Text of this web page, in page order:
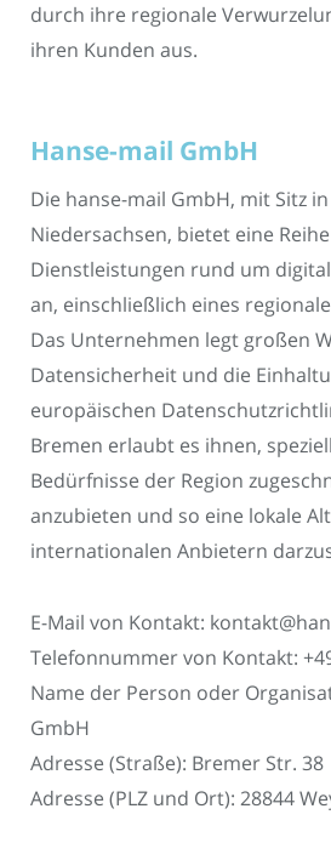
durch ihre regionale
ihren Kunden aus.
Hanse-mail GmbH
Die hanse-mail GmbH, mit Sitz
Niedersachsen, bietet eine
Dienstleistungen rund um
an, einschließlich eines
Das Unternehmen legt großen
Datensicherheit und die
europäischen
Bremen erlaubt es ihnen,
Bedürfnisse der Region
anzubieten und so eine lokale
internationalen Anbietern
E-Mail von Kontakt:
Telefonnummer von Kontakt:
Name der Person oder
GmbH
Adresse (Straße): Bremer Str. 38
Adresse (PLZ und Ort): 28844